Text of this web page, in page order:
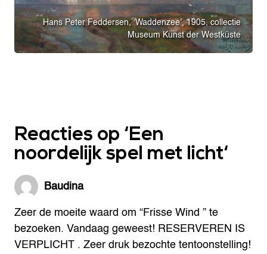
Hans Peter Feddersen, ‘Waddenzee’, 1905, collectie
Museum Kunst der Westküste
Reacties op ‘Een
noordelijk spel met licht‘
Baudina
Zeer de moeite waard om “Frisse Wind ” te
bezoeken. Vandaag geweest! RESERVEREN IS
VERPLICHT . Zeer druk bezochte tentoonstelling!